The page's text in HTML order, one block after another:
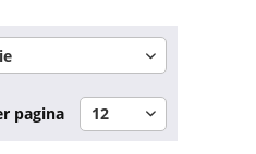
pagina